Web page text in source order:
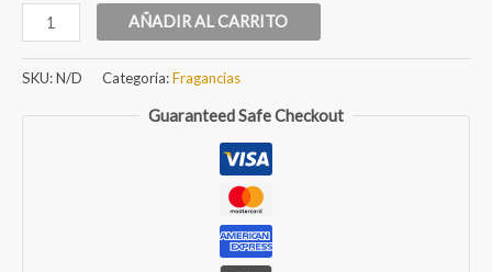
Fragancia
Maderas
cantidad
AÑADIR AL CARRITO
SKU:N/D Categoría:Fragancias
Guaranteed Safe Checkout